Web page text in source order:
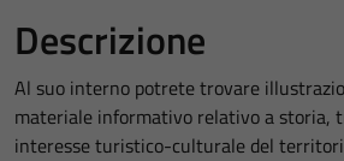
Descrizione
Al suo interno potrete trovare
materiale informativo relativo a storia,
interesse turistico-culturale del